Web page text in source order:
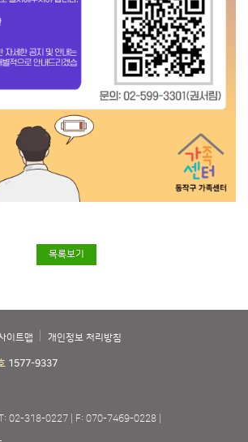
목록보기
이트맵 개인정보 처리방침
1577-9337
T: 02-318-0227
F: 070-7469-0228